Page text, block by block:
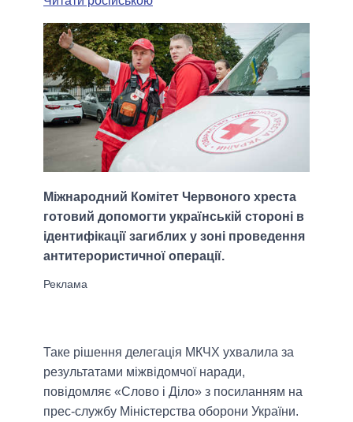
Міжнародний Комітет Червоного хреста
готовий допомогти українській стороні в
ідентифікації загиблих у зоні проведення
антитерористичної операції.
Таке рішення делегація МКЧХ ухвалила за
результатами міжвідомчої наради,
повідомляє «Слово і Діло» з посиланням на
прес-службу Міністерства оборони України.